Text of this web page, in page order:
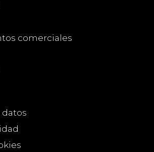
comerciales